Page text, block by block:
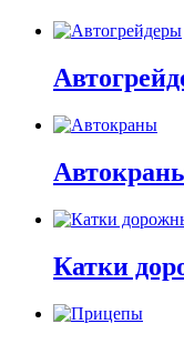
Катки